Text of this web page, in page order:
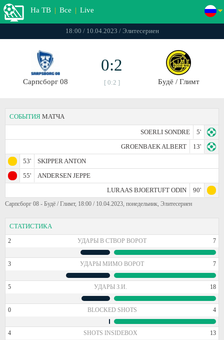
На ТВ | Все | Live
18:00 / 10.04.2023 / Элитесериен
Сарпсборг 08
0:2
[ 0:2 ] Будё / Глимт
СОБЫТИЯ МАТЧА
SOERLI SONDRE
5'
GROENBAEK ALBERT
13'
53'
SKIPPER ANTON
55'
ANDERSEN JEPPE
LURAAS BJOERTUFT ODIN
90'
Сарпсборг 08 - Будё / Глимт, 18:00 / 10.04.2023, понедельник, Элитесериен
СТАТИСТИКА
2 УДАРЫ В СТВОР ВОРОТ 7
3 УДАРЫ МИМО ВОРОТ 7
5 УДАРЫ З.И. 18
0 BLOCKED SHOTS 4
4 SHOTS INSIDEBOX 13